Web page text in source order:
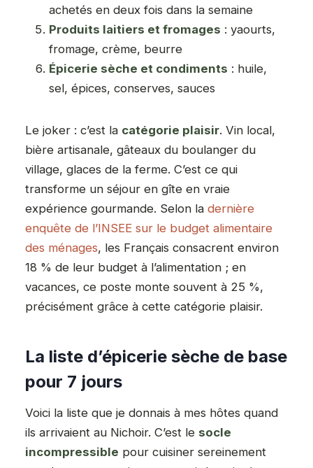
achetés en deux fois dans la semaine
Produits laitiers et fromages : yaourts,
fromage, crème, beurre
Épicerie sèche et condiments : huile,
sel, épices, conserves, sauces
Le joker : c’est la catégorie plaisir. Vin local,
bière artisanale, gâteaux du boulanger du
village, glaces de la ferme. C’est ce qui
transforme un séjour en gîte en vraie
expérience gourmande. Selon la dernière
enquête de l’INSEE sur le budget alimentaire
des ménages, les Français consacrent environ
18 % de leur budget à l’alimentation ; en
vacances, ce poste monte souvent à 25 %,
précisément grâce à cette catégorie plaisir.
La liste d’épicerie sèche de base
pour 7 jours
Voici la liste que je donnais à mes hôtes quand
ils arrivaient au Nichoir. C’est le socle
incompressible pour cuisiner sereinement